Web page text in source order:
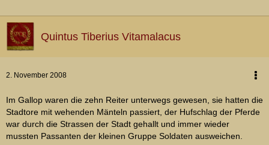
Quintus Tiberius Vitamalacus
2. November 2008
Im Gallop waren die zehn Reiter unterwegs gewesen, sie hatten die
Stadtore mit wehenden Mänteln passiert, der Hufschlag der Pferde
war durch die Strassen der Stadt gehallt und immer wieder
mussten Passanten der kleinen Gruppe Soldaten ausweichen.